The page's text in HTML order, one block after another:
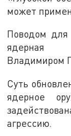
может
Поводом для
ядерная
Владимиром
Суть
ядерное
агрессию.